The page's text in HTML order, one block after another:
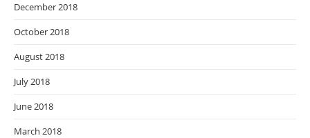
December 2018
October 2018
August 2018
July 2018
June 2018
March 2018